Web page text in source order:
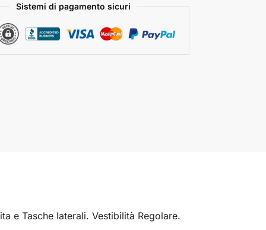
Sistemi di pagamento sicuri
e Tasche laterali. Vestibilità Regolare.